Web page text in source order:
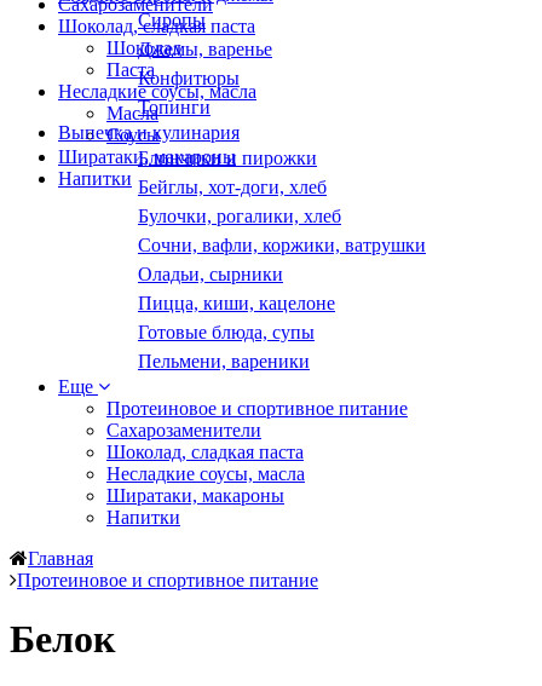
Сахарозаменители
Шоколад, сладкая паста
Шоколад
Паста
Несладкие соусы, масла
Масла
Соусы
Ширатаки, макароны
Напитки
Сиропы
Джемы, варенье
Конфитюры
Топинги
Выпечка и кулинария
Блинчики и пирожки
Бейглы, хот-доги, хлеб
Булочки, рогалики, хлеб
Сочни, вафли, коржики, ватрушки
Оладьи, сырники
Пицца, киши, кацелоне
Готовые блюда, супы
Пельмени, вареники
Еще
Протеиновое и спортивное питание
Сахарозаменители
Шоколад, сладкая паста
Несладкие соусы, масла
Ширатаки, макароны
Напитки
Главная
Протеиновое и спортивное питание
Белок